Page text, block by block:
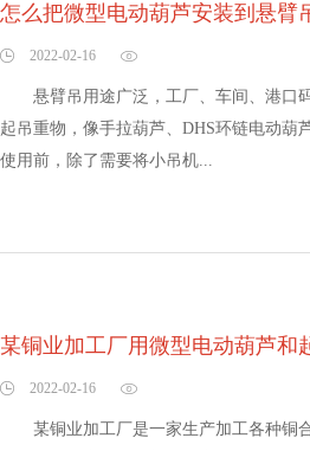
怎么把微型电动葫芦安装到悬臂
2022-02-16
悬臂吊用途广泛，工厂、车间、港口码
起吊重物，像手拉葫芦、DHS环链电动葫
使用前，除了需要将小吊机...
某铜业加工厂用微型电动葫芦和
2022-02-16
某铜业加工厂是一家生产加工各种铜合